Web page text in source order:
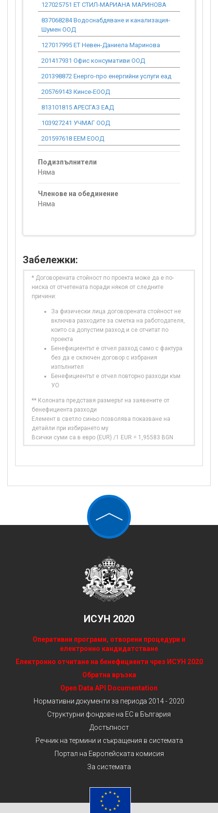
127025751 ЕТ СТИЛ-МАРИАНА МАРИНОВА
837068284 Водоснабдяване и канализация-
Шумен ООД
127017995 ЕТ Невен-Даниела Маринова
201417931 Офис консумативи ООД
201398872 Енерго-про енергийни услуги еад
205769143 Кинсе-ЕООД
813101815 АРЕСГАЗ ЕАД
103927241 УЧМАГ ООД
201597618 ЕЕМ ЕООД
Подизпълнители
Няма
Членове на обединение
Няма
Забележки:
* Договорената стойност по проекта може да е по-
ниска от отчетената поради някоя от следните
причини:
За физически лица договорената стойност не
включва разходите за сметка на работодателя,
които са допустим разход и се отчитат по
проекта
Бенефициентът е отчел разход само с фактура
без да е сключен договор с избрания
изпълнител
Бенефициентът е отчел повторно разходи към
УО
** Колоната представя размерът на заявените от
бенефициента разходи
Елемент в светло синьо позволява показване на
детайли при избирането му
Всички суми са в евро (EUR) /1 EUR = 1,95583 BGN
ИСУН 2020
Оперативни програми, отворени процедури и
електронно кандидатстване
Електронно отчитане на бенефициенти чрез ИСУН 2020
Обратна връзка
Open Data API Documentation
Нормативни документи за периода 2014 - 2020
Структурни фондове на ЕС в България
Достъпност
Речник на термини и съкращения в системата
Портал на Европейската комисия
За системата